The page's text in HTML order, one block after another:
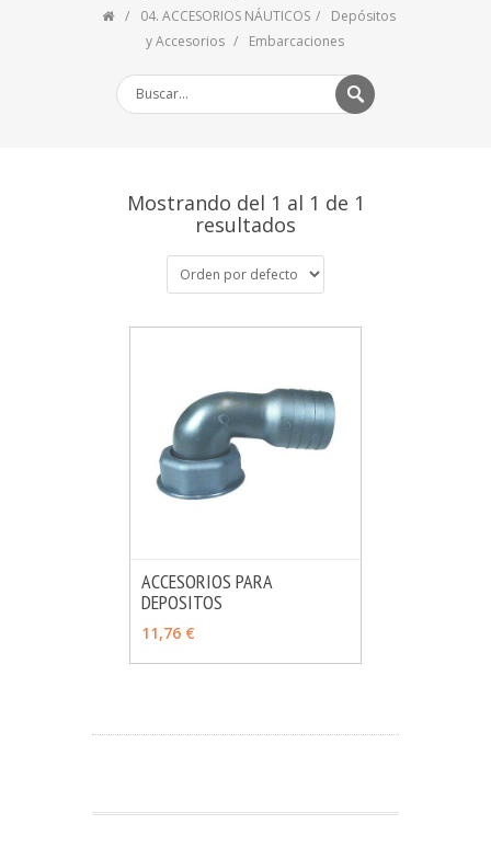
04. ACCESORIOS NÁUTICOS
Depósitos
y Accesorios
Embarcaciones
Mostrando del 1 al 1 de 1
resultados
VER OPCIONES
ACCESORIOS PARA
DEPOSITOS
11,76 €